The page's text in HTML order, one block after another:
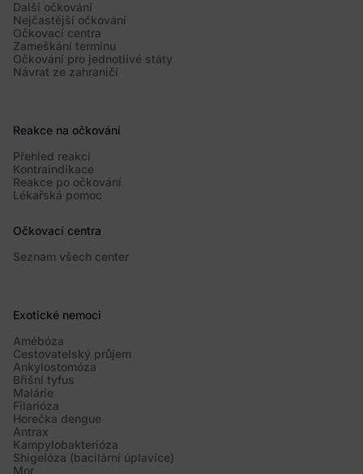
Další očkování
Nejčastější očkování
Očkovací centra
Zameškání termínu
Očkování pro jednotlivé státy
Návrat ze zahraničí
Reakce na očkování
Přehled reakcí
Kontraindikace
Reakce po očkování
Lékařská pomoc
Očkovací centra
Seznam všech center
Exotické nemoci
Amébóza
Cestovatelský průjem
Ankylostomóza
Břišní tyfus
Malárie
Filarióza
Horečka dengue
Antrax
Kampylobakterióza
Shigelóza (bacilární úplavice)
Mor